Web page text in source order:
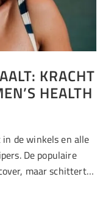
KRACHT
HEALTH
in de winkels en alle
De populaire
maar schittert…